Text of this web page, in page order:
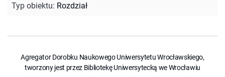
Typ obiektu: Rozdział
Agregator Dorobku Naukowego Uniwersytetu Wrocławskiego,
tworzony jest przez Bibliotekę Uniwersytecką we Wrocławiu